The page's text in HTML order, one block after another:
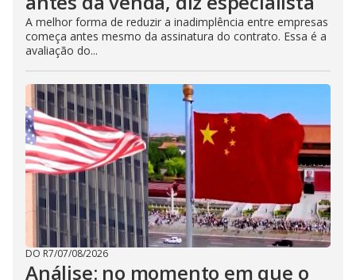
A melhor forma de reduzir a inadimplência entre empresas
começa antes mesmo da assinatura do contrato. Essa é a
avaliação do...
DO R7/07/08/2026
Análise: no momento em que o